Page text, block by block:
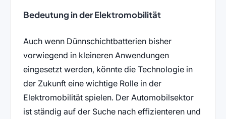
Bedeutung in der Elektromobilität
Auch wenn Dünnschichtbatterien bisher
vorwiegend in kleineren Anwendungen
eingesetzt werden, könnte die Technologie in
der Zukunft eine wichtige Rolle in der
Elektromobilität spielen. Der Automobilsektor
ist ständig auf der Suche nach effizienteren und